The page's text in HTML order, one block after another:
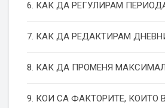
6. КАК ДА РЕГУЛИРАМ
7. КАК ДА РЕДАКТИРАМ
8. КАК ДА ПРОМЕНЯ
9. КОИ СА ФАКТОРИТЕ, КОИТО